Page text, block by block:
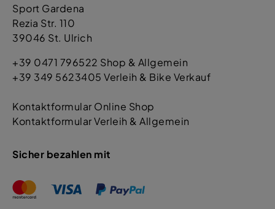
Sport Gardena
Rezia Str. 110
39046 St. Ulrich
+39 0471 796522 Shop & Allgemein
+39 349 5623405 Verleih & Bike Verkauf
Kontaktformular Online Shop
Kontaktformular Verleih & Allgemein
Sicher bezahlen mit